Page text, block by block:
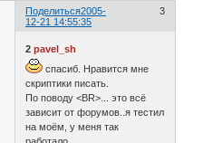
Поделиться 3
2005-
12-21 14:55:35
2pavel_sh
спасиб. Нравится мне
скриптики писать.
По поводу <BR>... это всё
зависит от форумов..я тестил
на моём, у меня так